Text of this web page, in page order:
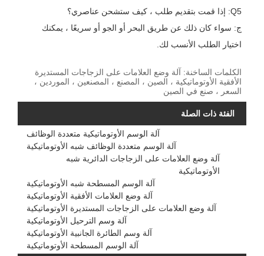
Q5: إذا قمت بتقديم طلب ، كيف ستشحن عناصري؟
ج: سواء كان ذلك عن طريق البحر أو الجو أو سريعًا ، يمكنك
اختيار الطلب الأنسب لك.
الكلمات الساخنة: آلة وضع العلامات على الزجاجات المستديرة
الأفقية الأوتوماتيكية ، الصين ، المصنع ، المصنعين ، الموردين ،
السعر ، صنع في الصين
الفئة ذات الصلة
آلة الوسم الأوتوماتيكية متعددة الوظائف
آلة الوسم متعددة الوظائف شبه الأوتوماتيكية
آلة وضع العلامات على الزجاجات الدائرية شبه
الأوتوماتيكية
آلة الوسم المسطحة شبه الأوتوماتيكية
آلة وضع العلامات الأفقية الأوتوماتيكية
آلة وضع العلامات على الزجاجات المستديرة الأوتوماتيكية
آلة وسم الترحيل الأوتوماتيكية
آلة وسم الطائرة الجانبية الأوتوماتيكية
آلة الوسم المسطحة الأوتوماتيكية